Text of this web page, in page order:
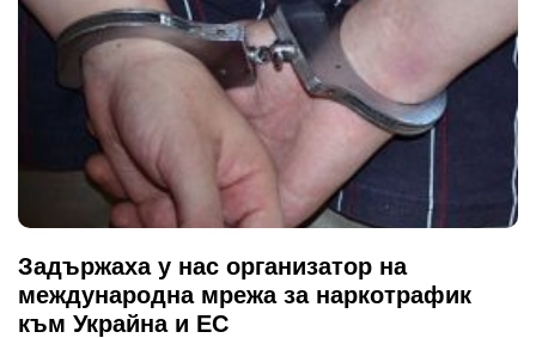
Задържаха у нас организатор на
международна мрежа за наркотрафик
към Украйна и ЕС